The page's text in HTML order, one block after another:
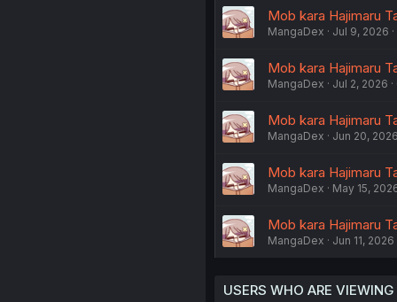
Mob kara Hajimaru
MangaDex Jul 9, 2026
Mob kara Hajimaru
MangaDex Jul 2, 2026
Mob kara Hajimaru
MangaDex Jun 20, 2026
Mob kara Hajimaru
MangaDex May 15,
Mob kara Hajimaru
MangaDex Jun 11, 2026
USERS WHO ARE